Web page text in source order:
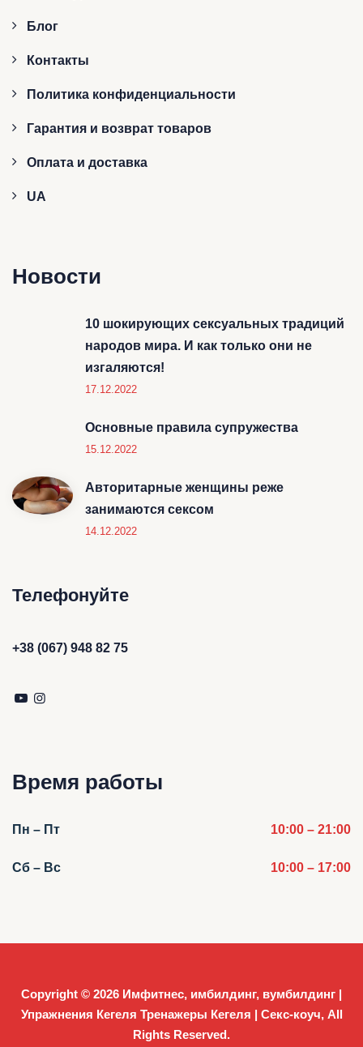
Блог
Контакты
Политика конфиденциальности
Гарантия и возврат товаров
Оплата и доставка
UA
Новости
10 шокирующих сексуальных традиций
народов мира. И как только они не
изгаляются!
17.12.2022
Основные правила супружества
15.12.2022
Авторитарные женщины реже
занимаются сексом
14.12.2022
Телефонуйте
+38 (067) 948 82 75
Время работы
Пн – Пт 10:00 – 21:00
Сб – Вс 10:00 – 17:00
Copyright © 2026 Имфитнес, имбилдинг, вумбилдинг |
Упражнения Кегеля Тренажеры Кегеля | Секс-коуч, All
Rights Reserved.